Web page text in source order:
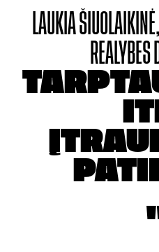
LAUKIA ŠIUOLAIKINĖ,
REALYBES